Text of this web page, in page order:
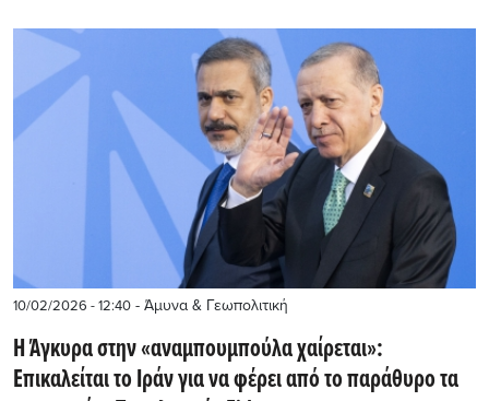
10/02/2026 - 12:40 - Άμυνα & Γεωπολιτική
Η Άγκυρα στην «αναμπουμπούλα χαίρεται»:
Επικαλείται το Ιράν για να φέρει από το παράθυρο τα